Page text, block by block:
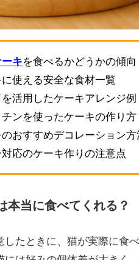
キを食べるかどうかの傾向
に使える安全な食材一覧
を活用したケーキアレンジ例
チンを使ったケーキの作り方
のおすすめデコレーション方
対応のケーキ作りの注意点
本当に食べてくれる？
したときに、猫が実際に食